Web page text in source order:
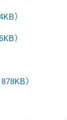
）
）
）